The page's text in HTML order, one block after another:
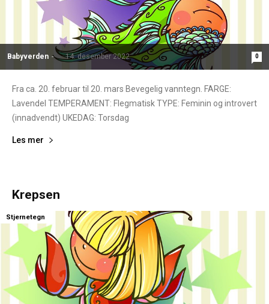
Babyverden - 14. desember 2022 0
Fra ca. 20. februar til 20. mars Bevegelig vanntegn. FARGE:
Lavendel TEMPERAMENT: Flegmatisk TYPE: Feminin og introvert
(innadvendt) UKEDAG: Torsdag
Les mer
Krepsen
Stjernetegn